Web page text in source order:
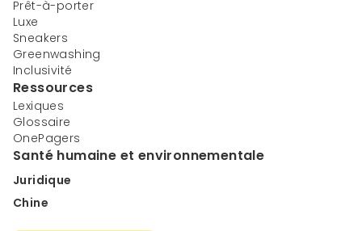
Prêt-à-porter
Luxe
Sneakers
Greenwashing
Inclusivité
Ressources
Lexiques
Glossaire
OnePagers
Santé humaine et environnementale
Juridique
Chine